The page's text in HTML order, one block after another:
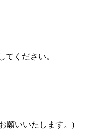
ください。
願いいたします。)